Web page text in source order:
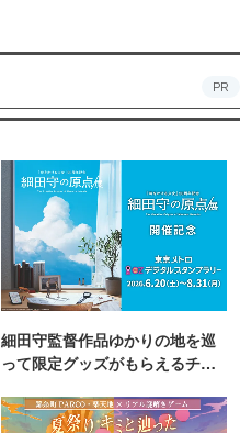
PR
細田守監督作品ゆかりの地を巡
って限定グッズがもらえるチャ